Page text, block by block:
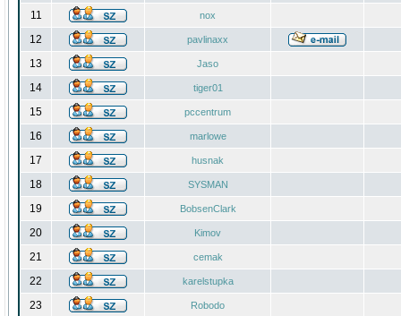
11 nox
12 pavlinaxx
13 Jaso
14 tiger01
15 pccentrum
16 marlowe
17 husnak
18 SYSMAN
19 BobsenClark
20 Kimov
21 cemak
22 karelstupka
23 Robodo